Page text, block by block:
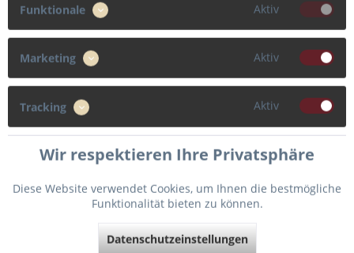
Größe
38 44
46
In denWarenkorb
Fragen zum Artikel?
Funktionale Aktiv
Marketing Aktiv
Tracking Aktiv
Wir respektieren Ihre Privatsphäre
Diese Website verwendet Cookies, um Ihnen die bestmögliche
Funktionalität bieten zu können.
Datenschutzeinstellungen